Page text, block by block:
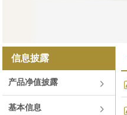
信息披露
产品净值披露
基本信息